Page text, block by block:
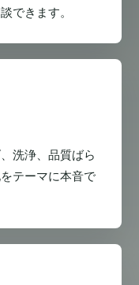
できます。
洗浄、品質ばら
テーマに本音で